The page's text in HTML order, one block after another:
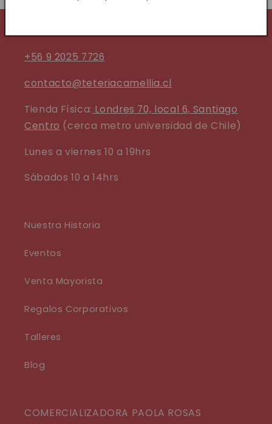
+56 9 2025 7726
contacto@teteriacamellia.cl
Tienda Física: Londres 70, local 6, Santiago
Centro (cerca metro universidad de Chile)
Lunes a viernes 10 a 19hrs
Sábados 10 a 14hrs
Nuestra Historia
Eventos
Venta Mayorista
Regalos Corporativos
Talleres
Blog
COMERCIALIZADORA PAOLA ROSAS